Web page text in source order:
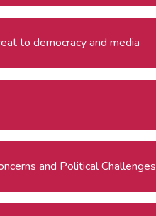
to democracy and media
and Political Challenges